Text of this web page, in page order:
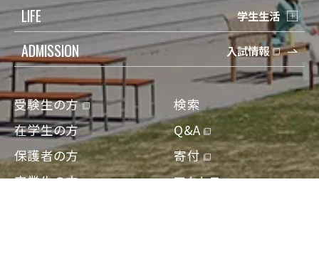
LIFE 学生生活
ADMISSION 入試情報
受験生の方
在学生の方
保護者の方
卒業生の方
検索
Q&A
寄付
アクセス